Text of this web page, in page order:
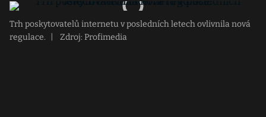
Trh poskytovatelů internetu v posledních letech ovlivnila nová
regulace.
Zdroj: Profimedia